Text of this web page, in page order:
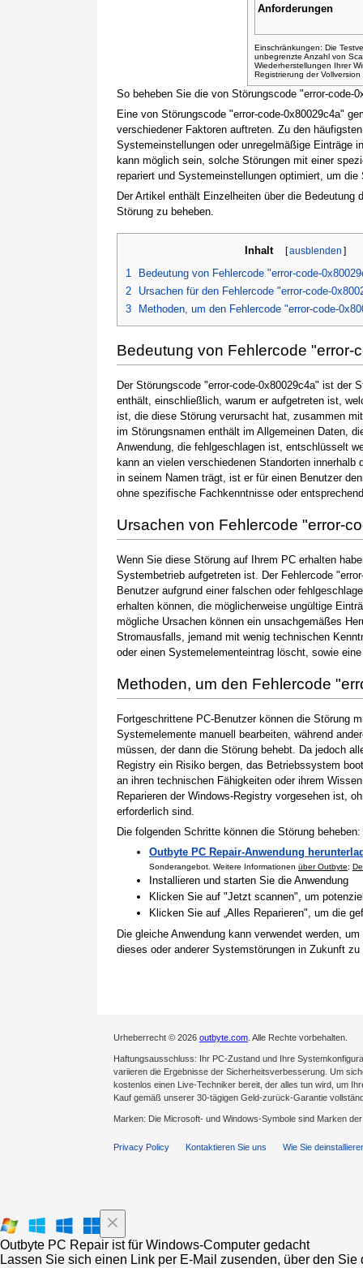
So beheben Sie die von Störungscode "error-code-
Eine von Störungscode "error-code-0x80029c4a"
verschiedener Faktoren auftreten. Zu den
Systemeinstellungen oder unregelmäßige Einträge
kann möglich sein, solche Störungen mit einer
repariert und Systemeinstellungen optimiert, um
Der Artikel enthält Einzelheiten über die
Störung zu beheben.
Inhalt [ausblenden ]
1
Bedeutung von Fehlercode "error-code-
2
Ursachen für den Fehlercode "error-code-
3
Methoden, um den Fehlercode "error-code-
Bedeutung von Fehlercode "error-
Der Störungscode "error-code-0x80029c4a" ist der
enthält, einschließlich, warum er aufgetreten ist,
ist, die diese Störung verursacht hat, zusammen
im Störungsnamen enthält im Allgemeinen Daten,
Anwendung, die fehlgeschlagen ist, entschlüsselt
kann an vielen verschiedenen Standorten
in seinem Namen trägt, ist er für einen Benutzer
ohne spezifische Fachkenntnisse oder
Ursachen von Fehlercode "error-
Wenn Sie diese Störung auf Ihrem PC erhalten
Systembetrieb aufgetreten ist. Der Fehlercode
Benutzer aufgrund einer falschen oder
erhalten können, die möglicherweise ungültige
mögliche Ursachen können ein unsachgemäßes
Stromausfalls, jemand mit wenig technischen
oder einen Systemelementeintrag löscht, sowie
Methoden, um den Fehlercode
Fortgeschrittene PC-Benutzer können die Störung
Systemelemente manuell bearbeiten, während
müssen, der dann die Störung behebt. Da jedoch
Registry ein Risiko bergen, das Betriebssystem
an ihren technischen Fähigkeiten oder ihrem
Reparieren der Windows-Registry vorgesehen ist,
erforderlich sind.
Die folgenden Schritte können die Störung beheben:
Outbyte PC Repair-Anwendung
Sonderangebot. Weitere Informationen über Outbyte;
Installieren und starten Sie die Anwendung
Klicken Sie auf "Jetzt scannen", um
Klicken Sie auf „Alles Reparieren", um die
Die gleiche Anwendung kann verwendet werden,
dieses oder anderer Systemstörungen in Zukunft zu
Anforderungen
Einschränkungen: Die
unbegrenzte Anzahl von
Wiederherstellungen Ihrer
Registrierung der
Urheberrecht © 2026 outbyte.com . Alle Rechte vorbehalten.
Haftungsausschluss: Ihr PC-Zustand und Ihre
variieren die Ergebnisse der Sicherheitsverbesserung. Um
kostenlos einen Live-Techniker bereit, der alles tun wird, um
Kauf gemäß unserer 30-tägigen Geld-zurück-Garantie
Marken: Die Microsoft- und Windows-Symbole sind Marken
Privacy Policy Kontaktieren Sie uns Wie Sie
Outbyte PC Repair ist für Windows-Computer gedacht
Lassen Sie sich einen Link per E-Mail zusenden, über den